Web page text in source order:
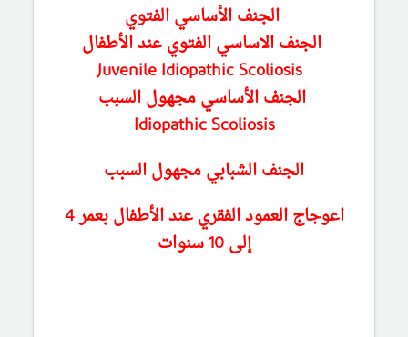
الجنف الأساسي الفتوي
الجنف الاساسي الفتوي عند الأطفال
Juvenile Idiopathic Scoliosis
الجنف الأساسي مجهول السبب
Idiopathic Scoliosis
الجنف الشبابي مجهول السبب
اعوجاج العمود الفقري عند الأطفال بعمر 4
إلى 10 سنوات